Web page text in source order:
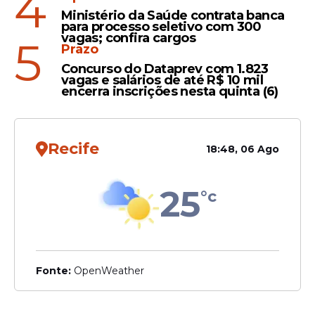
Preço nas bombas
O movimento daPetrobrasdeve
peso no Índice Nacional de Preços ao
Consumidor Amplo (IPCA), indicador que
apura a inflação oficial.
Ministério da Saúde contrata banca
para processo seletivo com 300
vagas; confira cargos
5
Prazo
Concurso do Dataprev com 1.823
vagas e salários de até R$ 10 mil
encerra inscrições nesta quinta (6)
Recife 18:48, 06 Ago
25°c
Fonte: OpenWeather